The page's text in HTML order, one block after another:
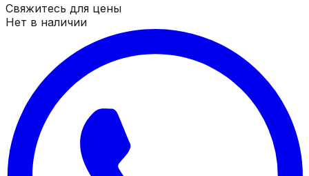
Свяжитесь для цены
Нет в наличии